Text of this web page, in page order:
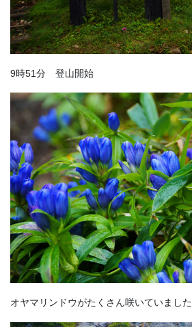
9時51分 登山開始
オヤマリンドウがたくさん咲いていました